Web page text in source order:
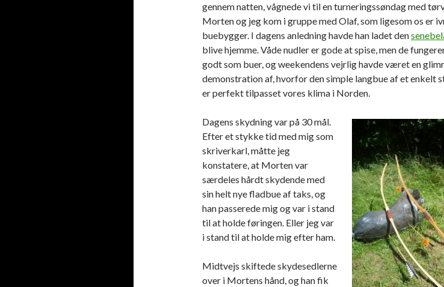
gennem natten, vågnede vi til en turneringssøndag med
Morten og jeg kom i gruppe med Olaf, som ligesom os er
buebygger. I dagens anledning havde han ladet den
blive hjemme. Våde nudler er gode at spise, men de
godt som buer, og weekendens vejrlig havde været en
demonstration af, hvorfor den simple langbue af et enkelt
er perfekt tilpasset vores klima i Norden.
Dagens skydning var på 30 mål.
Efter et stykke tid med mig som
skriverkarl, måtte jeg
konstatere, at Morten var
særdeles hårdt skydende med
sin helt nye fladbue af taks, og
han passerede mig og var i stand
til at holde føringen. Eller jeg var
i stand til at holde mig efter ham.
Midtvejs skiftede skydesedlerne
over i Mortens hånd, og han fik